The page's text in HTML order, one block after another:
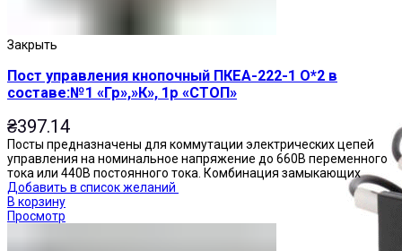
Закрыть
Пост управления кнопочный ПКЕА-222-1 О*2 в
составе:№1 «Гр»,»К», 1р «СТОП»
₴397.14
Посты предназначены для коммутации электрических цепей
управления на номинальное напряжение до 660В переменного
тока или 440В постоянного тока. Комбинация замыкающих
Добавить в список желаний
В корзину
Просмотр